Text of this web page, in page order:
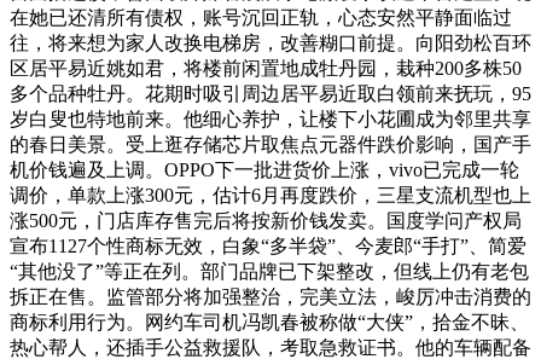
在她已还清所有债权，账号沉回正轨，心态安然平静面临过
往，将来想为家人改换电梯房，改善糊口前提。向阳劲松百环
区居平易近姚如君，将楼前闲置地成牡丹园，栽种200多株50
多个品种牡丹。花期时吸引周边居平易近取白领前来抚玩，95
岁白叟也特地前来。他细心养护，让楼下小花圃成为邻里共享
的春日美景。受上逛存储芯片取焦点元器件跌价影响，国产手
机价钱遍及上调。OPPO下一批进货价上涨，vivo已完成一轮
调价，单款上涨300元，估计6月再度跌价，三星支流机型也上
涨500元，门店库存售完后将按新价钱发卖。国度学问产权局
宣布1127个性商标无效，白象“多半袋”、今麦郎“手打”、简爱
“其他没了”等正在列。部门品牌已下架整改，但线上仍有老包
拆正在售。监管部分将加强整治，完美立法，峻厉冲击消费的
商标利用行为。网约车司机冯凯春被称做“大侠”，拾金不昧、
热心帮人，还插手公益救援队，考取急救证书。他的车辆配备